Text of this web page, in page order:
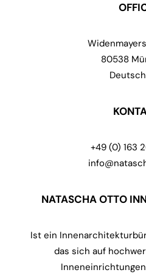
NATASCHA OTTO
Ist ein
das sich auf
80538
+49 (0) 163